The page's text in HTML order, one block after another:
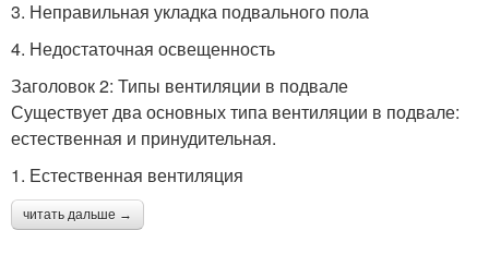
3. Неправильная укладка подвального пола
4. Недостаточная освещенность
Заголовок 2: Типы вентиляции в подвале
Существует два основных типа вентиляции в подвале:
естественная и принудительная.
1. Естественная вентиляция
читать дальше →